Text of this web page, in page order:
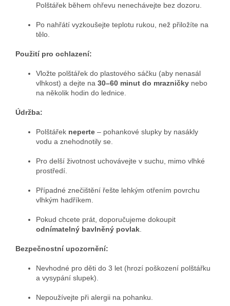
Polštářek během ohřevu nenechávejte bez dozoru.
Po nahřátí vyzkoušejte teplotu rukou, než přiložíte na
tělo.
Použití pro ochlazení:
Vložte polštářek do plastového sáčku (aby nenasál
vlhkost) a dejte na 30–60 minut do mrazničky nebo
na několik hodin do lednice.
Údržba:
Polštářek neperte – pohankové slupky by nasákly
vodu a znehodnotily se.
Pro delší životnost uchovávejte v suchu, mimo vlhké
prostředí.
Případné znečištění řešte lehkým otřením povrchu
vlhkým hadříkem.
Pokud chcete prát, doporučujeme dokoupit
odnímatelný bavlněný povlak
Bezpečnostní upozornění:
Nevhodné pro děti do 3 let (hrozí poškození polštářku
a vysypání slupek).
Nepoužívejte při alergii na pohanku.